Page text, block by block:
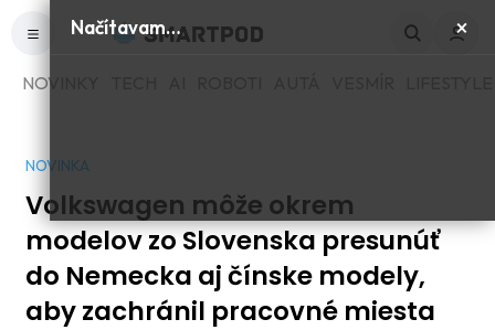
Načítavam… ×
NOVINKY
NOVINKA
Volkswagen môže okrem
modelov zo Slovenska presunúť
do Nemecka aj čínske modely,
aby zachránil pracovné miesta